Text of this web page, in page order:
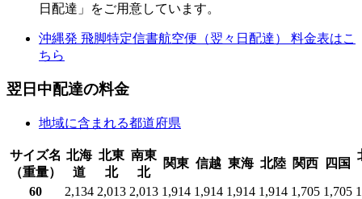
日配達」をご用意しています。
沖縄発 飛脚特定信書航空便（翌々日配達） 料金表はこ
ちら
翌日中配達の料金
地域に含まれる都道府県
サイズ名
（重量）
北海
道
北東
北
南東
北
関東 信越 東海 北陸 関西 四国
60
2,134 2,013 2,013 1,914 1,914 1,914 1,914 1,705 1,705